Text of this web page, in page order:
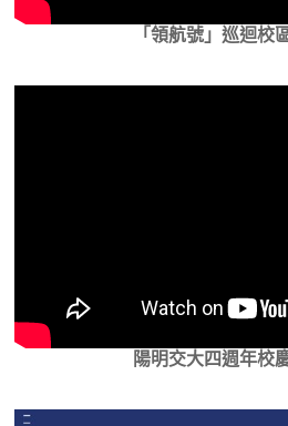
「領航號」巡迴校
陽明交大四週年校